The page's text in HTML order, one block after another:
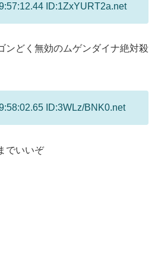
ID:1ZxYURT2a.net
ンどく無効のムゲンダイナ絶対殺
ID:3WLz/BNK0.net
でいいぞ